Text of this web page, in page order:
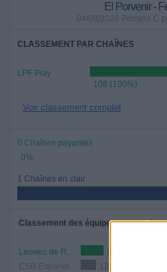
El Porvenir -
04/08/2026 Primera C
CLASSEMENT PAR CHAÎNES
LPF Play
108 (100%)
Voir classement complet
0 Chaînes payantes
0%
1 Chaînes en clair
Classement des équipes par nombre
Leones de Rosario
18 (16,67%)
CSR Espanol
12 (11,11%)